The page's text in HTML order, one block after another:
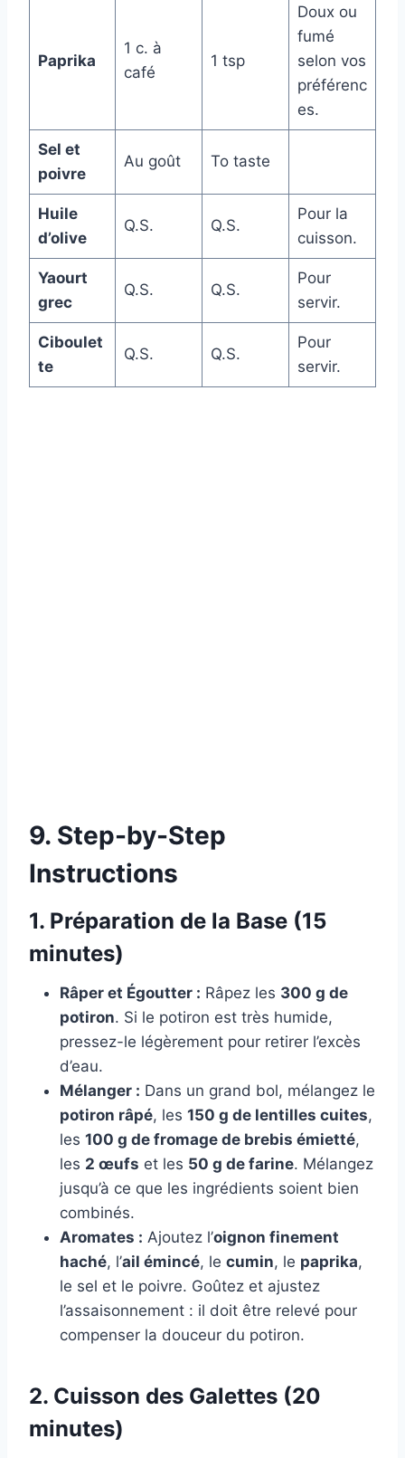
Paprika
1 c. à
café
1 tsp
Doux ou
fumé
selon vos
préférenc
es.
Sel et
poivre
Au goût To taste
Huile
d’olive
Q.S. Q.S.
Pour la
cuisson.
Yaourt
grec
Q.S. Q.S.
Pour
servir.
Ciboulet
te
Q.S. Q.S.
Pour
servir.
9. Step-by-Step
Instructions
1. Préparation de la Base (15
minutes)
Râper et Égoutter : Râpez les 300 g de
potiron. Si le potiron est très humide,
pressez-le légèrement pour retirer l’excès
d’eau.
Mélanger : Dans un grand bol, mélangez le
potiron râpé, les 150 g de lentilles cuites,
les 100 g de fromage de brebis émietté,
les 2 œufs et les 50 g de farine. Mélangez
jusqu’à ce que les ingrédients soient bien
combinés.
Aromates : Ajoutez l’oignon finement
haché, l’ail émincé, le cumin, le paprika,
le sel et le poivre. Goûtez et ajustez
l’assaisonnement : il doit être relevé pour
compenser la douceur du potiron.
2. Cuisson des Galettes (20
minutes)